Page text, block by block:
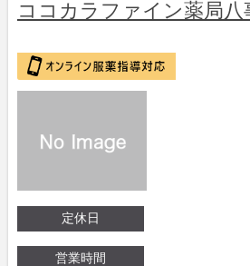
ココカラファイン薬局八
定休日
営業時間